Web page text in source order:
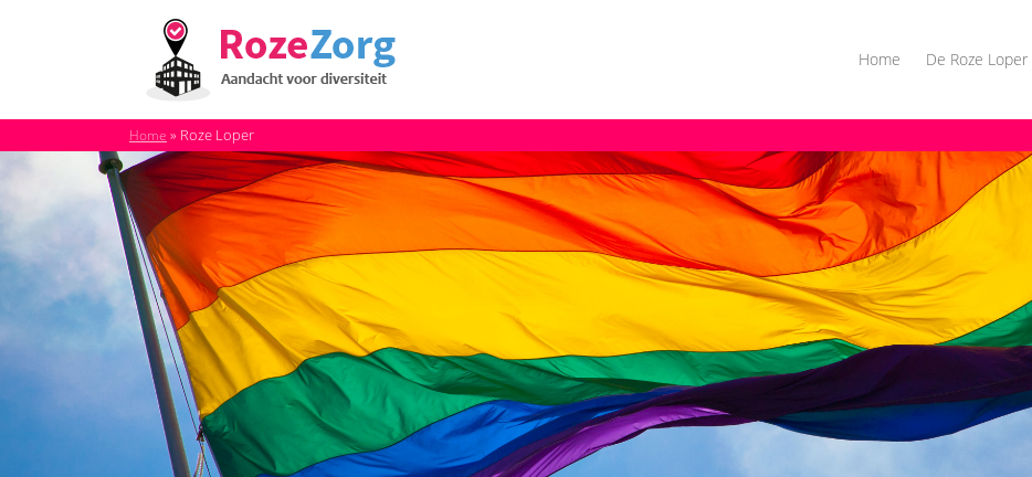
Home De Roze Loper
Home » Roze Loper